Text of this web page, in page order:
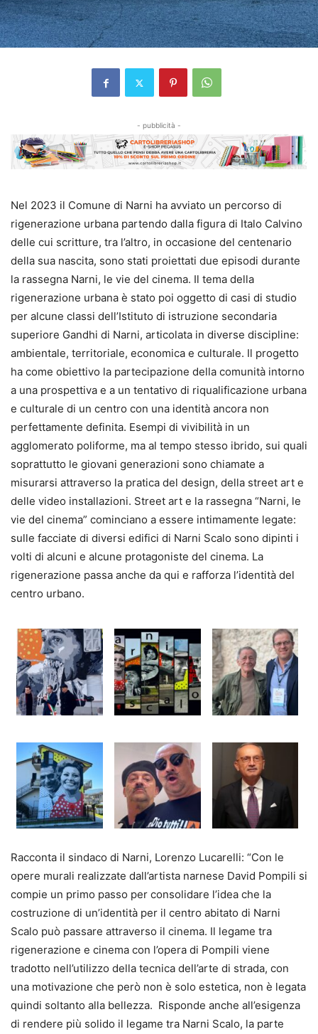
- pubblicità -
Nel 2023 il Comune di Narni ha avviato un percorso di
rigenerazione urbana partendo dalla figura di Italo Calvino
delle cui scritture, tra l’altro, in occasione del centenario
della sua nascita, sono stati proiettati due episodi durante
la rassegna Narni, le vie del cinema. Il tema della
rigenerazione urbana è stato poi oggetto di casi di studio
per alcune classi dell’Istituto di istruzione secondaria
superiore Gandhi di Narni, articolata in diverse discipline:
ambientale, territoriale, economica e culturale. Il progetto
ha come obiettivo la partecipazione della comunità intorno
a una prospettiva e a un tentativo di riqualificazione urbana
e culturale di un centro con una identità ancora non
perfettamente definita. Esempi di vivibilità in un
agglomerato poliforme, ma al tempo stesso ibrido, sui quali
soprattutto le giovani generazioni sono chiamate a
misurarsi attraverso la pratica del design, della street art e
delle video installazioni. Street art e la rassegna “Narni, le
vie del cinema” cominciano a essere intimamente legate:
sulle facciate di diversi edifici di Narni Scalo sono dipinti i
volti di alcuni e alcune protagoniste del cinema. La
rigenerazione passa anche da qui e rafforza l’identità del
centro urbano.
Racconta il sindaco di Narni, Lorenzo Lucarelli: “Con le
opere murali realizzate dall’artista narnese David Pompili si
compie un primo passo per consolidare l’idea che la
costruzione di un’identità per il centro abitato di Narni
Scalo può passare attraverso il cinema. Il legame tra
rigenerazione e cinema con l’opera di Pompili viene
tradotto nell’utilizzo della tecnica dell’arte di strada, con
una motivazione che però non è solo estetica, non è legata
quindi soltanto alla bellezza. Risponde anche all’esigenza
di rendere più solido il legame tra Narni Scalo, la parte